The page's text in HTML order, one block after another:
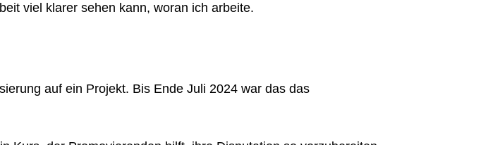
viel klarer sehen kann, woran ich arbeite.
auf ein Projekt. Bis Ende Juli 2024 war das das